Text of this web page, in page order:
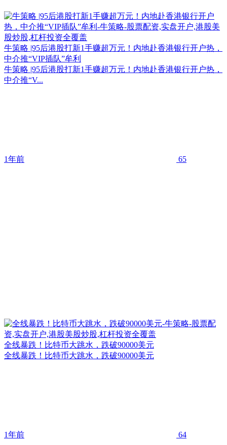
牛策略 |95后港股打新1手赚超万元！内地赴香港银行开户热，
中介推“VIP插队”牟利
牛策略 |95后港股打新1手赚超万元！内地赴香港银行开户热，
中介推“V...
1年前 65
全线暴跌！比特币大跳水，跌破90000美元
全线暴跌！比特币大跳水，跌破90000美元
1年前 64